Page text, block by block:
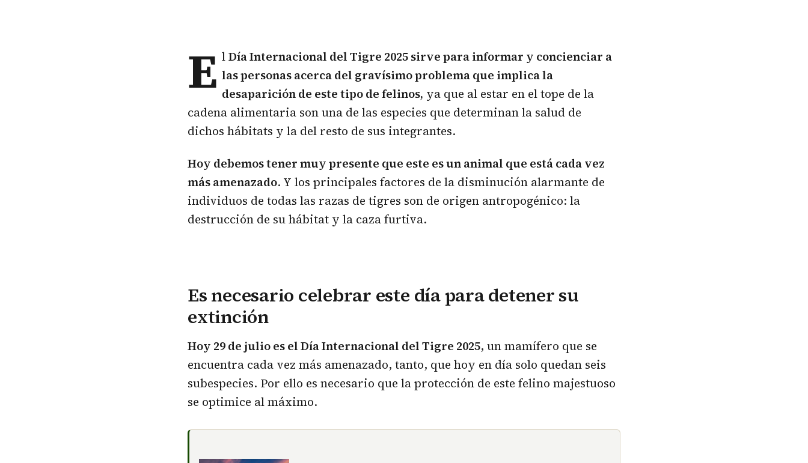
E lDía Internacional del Tigre 2025 sirve para informar y concienciar a
las personas acerca del gravísimo problema que implica la
desaparición de este tipo de felinos, ya que al estar en el tope de la
cadena alimentaria son una de las especies que determinan la salud de
dichos hábitats y la del resto de sus integrantes.
Hoy debemos tener muy presente que este es un animal que está cada vez
más amenazado. Y los principales factores de la disminución alarmante de
individuos de todas las razas de tigres son de origen antropogénico: la
destrucción de su hábitat y la caza furtiva.
Es necesario celebrar este día para detener su
extinción
Hoy 29 de julio es el Día Internacional del Tigre 2025, un mamífero que se
encuentra cada vez más amenazado, tanto, que hoy en día solo quedan seis
subespecies. Por ello es necesario que la protección de este felino majestuoso
se optimice al máximo.